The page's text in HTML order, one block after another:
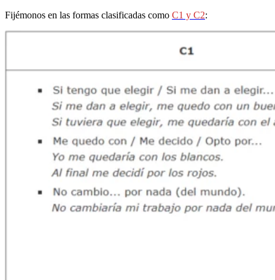
Fijémonos en las formas clasificadas como C1 y C2: